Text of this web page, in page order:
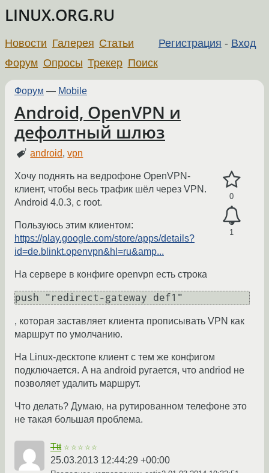
LINUX.ORG.RU
Регистрация - Вход
Новости Галерея Статьи
Форум Опросы Трекер Поиск
Форум — Mobile
Android, OpenVPN и
дефолтный шлюз
android,vpn
0
1
Хочу поднять на ведрофоне OpenVPN-
клиент, чтобы весь трафик шёл через VPN.
Android 4.0.3, с root.
Пользуюсь этим клиентом:
https://play.google.com/store/apps/details?
id=de.blinkt.openvpn&hl=ru&amp...
На сервере в конфиге openvpn есть строка
push "redirect-gateway def1"
, которая заставляет клиента прописывать VPN как
маршрут по умолчанию.
На Linux-десктопе клиент с тем же конфигом
подключается. А на android ругается, что andriod не
позволяет удалить маршрут.
Что делать? Думаю, на рутированном телефоне это
не такая большая проблема.
Ttt ☆☆☆☆☆
25.03.2013 12:44:29 +00:00